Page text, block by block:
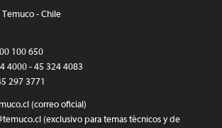
Temuco - Chile
100 650
4000 - 45 324 4083
297 3771
(correo oficial)
(exclusivo para temas técnicos y de